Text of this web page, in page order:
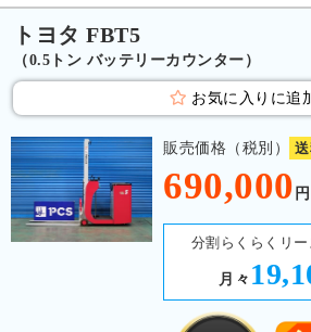
トヨタ FBT5
（0.5トン バッテリーカウンター）
お気に入りに追
販売価格（税別）
690,000 円
分割らくらくリ
月々